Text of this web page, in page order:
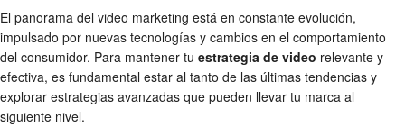
El panorama del video marketing está en constante evolución,
impulsado por nuevas tecnologías y cambios en el comportamiento
del consumidor. Para mantener tu estrategia de video relevante y
efectiva, es fundamental estar al tanto de las últimas tendencias y
explorar estrategias avanzadas que pueden llevar tu marca al
siguiente nivel.